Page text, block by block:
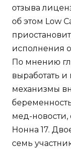
отзыва
об этом Low
исполнения
По мнению
выработать
механизмы
мед-новости,
Нонна 17.
семь